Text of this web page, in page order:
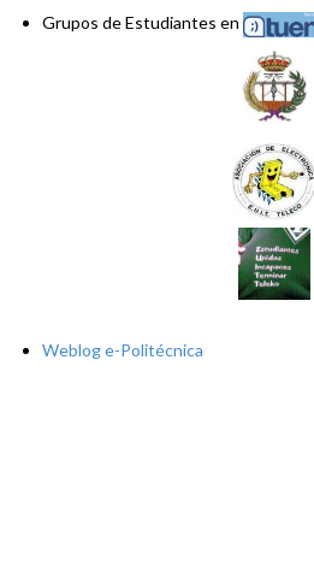
Grupos de Estudiantes en
Weblog e-Politécnica